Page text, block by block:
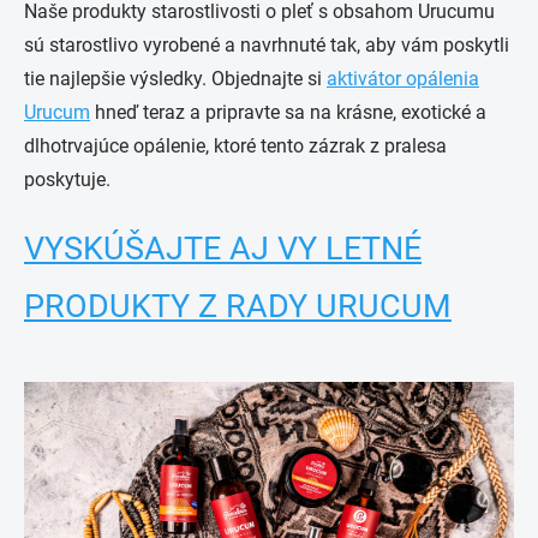
Naše produkty starostlivosti o pleť s obsahom Urucumu
sú starostlivo vyrobené a navrhnuté tak, aby vám poskytli
tie najlepšie výsledky. Objednajte si aktivátor opálenia
Urucum hneď teraz a pripravte sa na krásne, exotické a
dlhotrvajúce opálenie, ktoré tento zázrak z pralesa
poskytuje.
VYSKÚŠAJTE AJ VY LETNÉ
PRODUKTY Z RADY URUCUM